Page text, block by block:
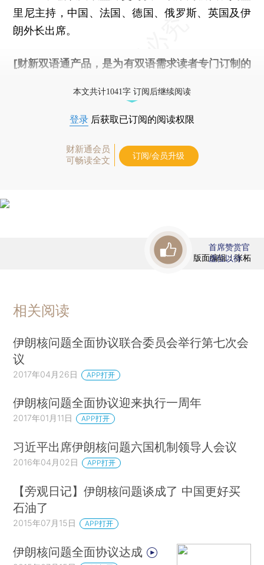
里尼主持，中国、法国、德国、俄罗斯、英国及伊
朗外长出席。
[财新双语通产品，是为有双语需求读者专门订制的
本文共计1041字 订阅后继续阅读
登录 后获取已订阅的阅读权限
财新通会员
可畅读全文
订阅/会员升级
版面编辑：张柘
首席赞赏官
虚位以待
相关阅读
伊朗核问题全面协议联合委员会举行第七次会
议
2017年04月26日 APP打开
伊朗核问题全面协议迎来执行一周年
2017年01月11日 APP打开
习近平出席伊朗核问题六国机制领导人会议
2016年04月02日 APP打开
【旁观日记】伊朗核问题谈成了 中国更好买
石油了
2015年07月15日 APP打开
伊朗核问题全面协议达成